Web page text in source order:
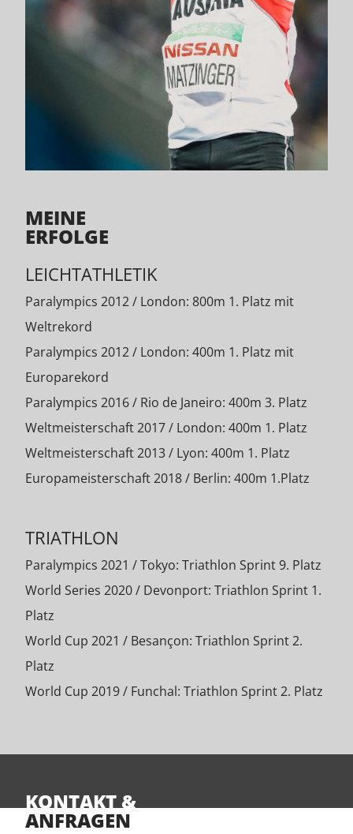
MEINE
ERFOLGE
LEICHTATHLETIK
Paralympics 2012 / London: 800m 1. Platz mit
Weltrekord
Paralympics 2012 / London: 400m 1. Platz mit
Europarekord
Paralympics 2016 / Rio de Janeiro: 400m 3. Platz
Weltmeisterschaft 2017 / London: 400m 1. Platz
Weltmeisterschaft 2013 / Lyon: 400m 1. Platz
Europameisterschaft 2018 / Berlin: 400m 1.Platz
TRIATHLON
Paralympics 2021 / Tokyo: Triathlon Sprint 9. Platz
World Series 2020 / Devonport: Triathlon Sprint 1.
Platz
World Cup 2021 / Besançon: Triathlon Sprint 2.
Platz
World Cup 2019 / Funchal: Triathlon Sprint 2. Platz
KONTAKT &
ANFRAGEN